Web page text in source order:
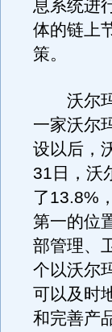
息系统进
体的链上
策。
沃尔玛
一家沃尔
设以后，
31日，沃
了13.8%
第一的位
部管理、
个以沃尔
可以及时
和完善产